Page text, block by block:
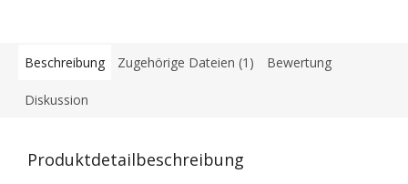
Beschreibung Zugehörige Dateien (1) Bewertung
Diskussion
Produktdetailbeschreibung